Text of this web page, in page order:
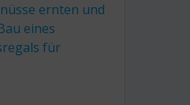
ernten und
eines
für